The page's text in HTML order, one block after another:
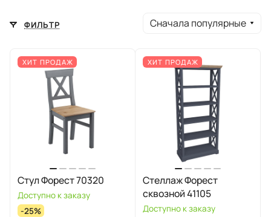
ФИЛЬТР Сначала популярные
ХИТ ПРОДАЖ
Стул Форест 70320
Доступно к заказу
-25%
ХИТ ПРОДАЖ
Стеллаж Форест
сквозной 41105
Доступно к заказу